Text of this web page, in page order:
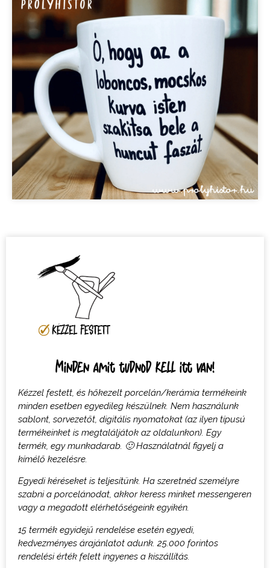
Minden amit tudnod kell itt van!
Kézzel festett, és hőkezelt porcelán/kerámia termékeink
minden esetben egyedileg készülnek. Nem használunk
sablont, sorvezetőt, digitális nyomatokat (az ilyen típusú
termékeinket is megtaláljátok az oldalunkon). Egy
termék, egy munkadarab. 🙂 Használatnál figyelj a
kímélő kezelésre.
Egyedi kéréseket is teljesítünk. Ha szeretnéd személyre
szabni a porcelánodat, akkor keress minket messengeren
vagy a megadott elérhetőségeink egyikén.
15 termék egyidejű rendelése esetén egyedi,
kedvezményes árajánlatot adunk. 25.000 forintos
rendelési érték felett ingyenes a kiszállítás.